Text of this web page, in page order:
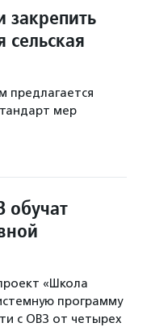
закрепить
сельская
предлагается
мер
обучат
«Школа
программу
с ОВЗ от четырех